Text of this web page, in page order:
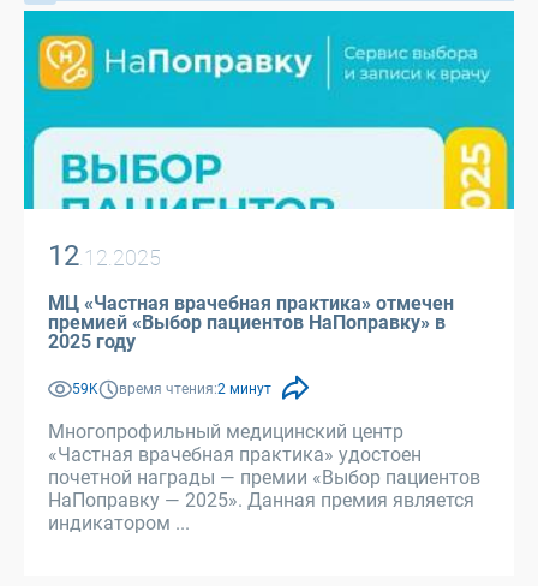
12 .12.2025
МЦ «Частная врачебная практика» отмечен
премией «Выбор пациентов НаПоправку» в
2025 году
59K время чтения:2 минут
Многопрофильный медицинский центр
«Частная врачебная практика» удостоен
почетной награды — премии «Выбор пациентов
НаПоправку — 2025». Данная премия является
индикатором ...